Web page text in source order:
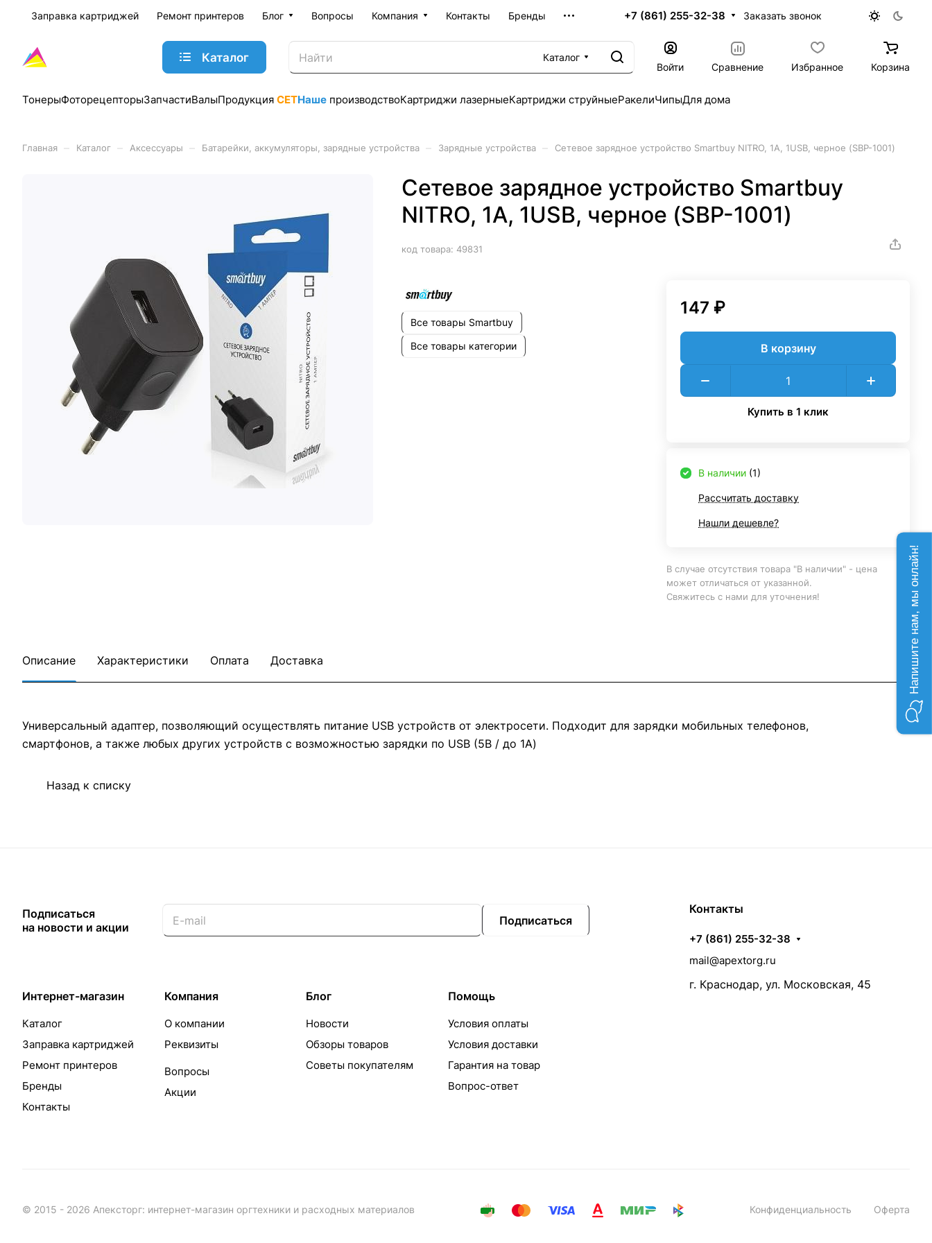
Заправка картриджей Ремонт принтеров Блог Вопросы Компания Контакты Бренды +7 (861) 255-32-38 Заказать звонок
Каталог
Каталог
Войти
Сравнение Избранное Корзина
ТонерыФоторецепторыЗапчастиВалыПродукция CETНаше производствоКартриджи лазерныеКартриджи струйныеРакелиЧипыДля дома
Главная Каталог Аксессуары Батарейки, аккумуляторы, зарядные устройства Зарядные устройства Сетевое зарядное устройство Smartbuy NITRO, 1А, 1USB, черное (SBP-1001)
Сетевое зарядное устройство Smartbuy
NITRO, 1А, 1USB, черное (SBP-1001)
код товара: 49831
Все товары Smartbuy
Все товары категории
147 ₽
В корзину
Купить в 1 клик
В наличии (1)
Рассчитать доставку
Нашли дешевле?
В случае отсутствия товара "В наличии" - цена
может отличаться от указанной.
Свяжитесь с нами для уточнения!
Описание Характеристики Оплата Доставка
Универсальный адаптер, позволяющий осуществлять питание USB устройств от электросети. Подходит для зарядки мобильных телефонов,
смартфонов, а также любых других устройств с возможностью зарядки по USB (5В / до 1А)
Назад к списку
Подписаться
на новости и акции
Подписаться
Интернет-магазин
Каталог
Заправка картриджей
Ремонт принтеров
Бренды
Контакты
Компания
О компании
Реквизиты
Вопросы
Акции
Блог
Новости
Обзоры товаров
Советы покупателям
Помощь
Условия оплаты
Условия доставки
Гарантия на товар
Вопрос-ответ
Контакты
+7 (861) 255-32-38
mail@apextorg.ru
г. Краснодар, ул. Московская, 45
© 2015 - 2026 Апексторг: интернет-магазин оргтехники и расходных материалов Конфиденциальность Оферта
Напишите нам, мы онлайн!